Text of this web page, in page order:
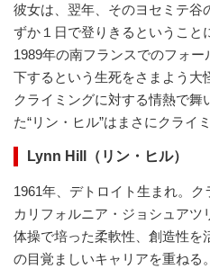
彼女は、翌年、そのヨセミテ谷
ずか１日で登りきるということ
1989年の南フランスでのフォ
下するという生死をさまよう大
クライミングに対する情熱で舞
た“リン・ヒル”はまさにクライ
Lynn Hill（リン・ヒル）
1961年、デトロイト生まれ。
カリフォルニア・ジョシュアツ
体操で培った柔軟性、創造性を
の目覚ましいキャリアを重ねる